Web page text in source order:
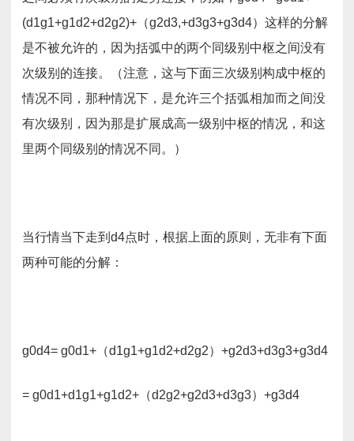
(d1g1+g1d2+d2g2)+（g2d3,+d3g3+g3d4）这样的分解
是不被允许的，因为括弧中的两个同级别中枢之间没有
次级别的连接。（注意，这与下面三次级别构成中枢的
情况不同，那种情况下，是允许三个括弧相加而之间没
有次级别，因为那是扩展成高一级别中枢的情况，和这
里两个同级别的情况不同。）
当行情当下走到d4点时，根据上面的原则，无非有下面
两种可能的分解：
g0d4= g0d1+（d1g1+g1d2+d2g2）+g2d3+d3g3+g3d4
= g0d1+d1g1+g1d2+（d2g2+g2d3+d3g3）+g3d4